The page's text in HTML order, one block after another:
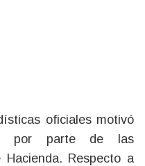
oficiales motivó
por parte de las
Respecto a